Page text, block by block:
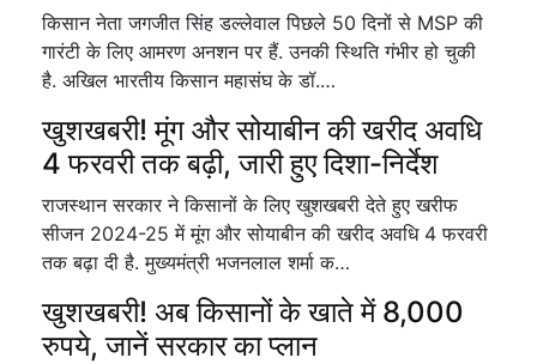
किसान नेता जगजीत सिंह डल्लेवाल पिछले 50 दिनों से MSP की
गारंटी के लिए आमरण अनशन पर हैं. उनकी स्थिति गंभीर हो चुकी
है. अखिल भारतीय किसान महासंघ के डॉ.…
खुशखबरी! मूंग और सोयाबीन की खरीद अवधि
4 फरवरी तक बढ़ी, जारी हुए दिशा-निर्देश
राजस्थान सरकार ने किसानों के लिए खुशखबरी देते हुए खरीफ
सीजन 2024-25 में मूंग और सोयाबीन की खरीद अवधि 4 फरवरी
तक बढ़ा दी है. मुख्यमंत्री भजनलाल शर्मा क…
खुशखबरी! अब किसानों के खाते में 8,000
रुपये, जानें सरकार का प्लान